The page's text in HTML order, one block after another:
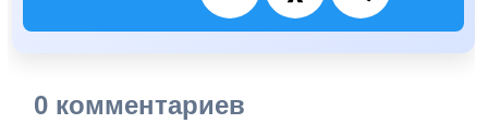
0 комментариев